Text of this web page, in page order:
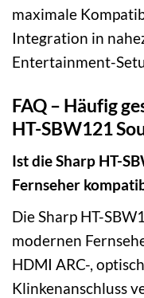
maximale
Integration in
Entertainment-
FAQ – Häufig
HT-SBW121
Ist die Sharp HT-
Fernseher
Die Sharp HT-
modernen
HDMI ARC-,
Klinkenanschluss